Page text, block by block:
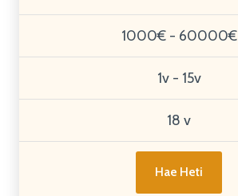
1000€ - 60000€
1v - 15v
18 v
Hae Heti